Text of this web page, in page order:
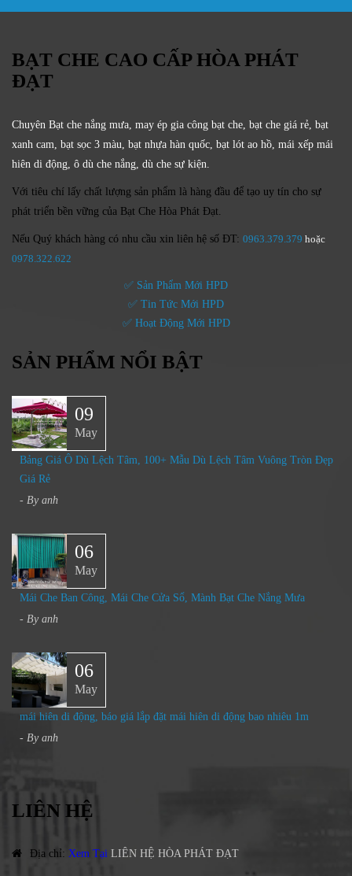
BẠT CHE CAO CẤP HÒA PHÁT
ĐẠT
Chuyên Bạt che nắng mưa, may ép gia công bạt che, bạt che giá rẻ, bạt
xanh cam, bạt sọc 3 màu, bạt nhựa hàn quốc, bạt lót ao hồ, mái xếp mái
hiên di động, ô dù che nắng, dù che sự kiện.
Với tiêu chí lấy chất lượng sản phẩm là hàng đầu để tạo uy tín cho sự
phát triển bền vững của Bạt Che Hòa Phát Đạt.
Nếu Quý khách hàng có nhu cầu xin liên hệ số ĐT: 0963.379.379 hoặc
0978.322.622
✅ Sản Phẩm Mới HPD
✅ Tin Tức Mới HPD
✅ Hoạt Động Mới HPD
SẢN PHẨM NỔI BẬT
09
May
Bảng Giá Ô Dù Lệch Tâm, 100+ Mẫu Dù Lệch Tâm Vuông Tròn Đẹp
Giá Rẻ
- By anh
06
May
Mái Che Ban Công, Mái Che Cửa Sổ, Mành Bạt Che Nắng Mưa​
- By anh
06
May
mái hiên di động, báo giá lắp đặt mái hiên di động bao nhiêu 1m
- By anh
LIÊN HỆ
Địa chỉ: Xem Tại LIÊN HỆ HÒA PHÁT ĐẠT